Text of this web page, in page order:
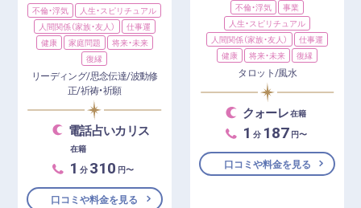
不倫・浮気
人生・スピリチュアル
人間関係（家族・友人）
仕事運
健康
家庭問題
将来・未来
復縁
リーディング/思念伝達/波動修
正/祈祷・祈願
電話占いカリス
在籍
1 分 310 円〜
口コミや料金を見る
不倫・浮気
事業
人生・スピリチュアル
人間関係（家族・友人）
仕事運
健康
将来・未来 復縁
タロット/風水
クォーレ在籍
1 分 187 円〜
口コミや料金を見る